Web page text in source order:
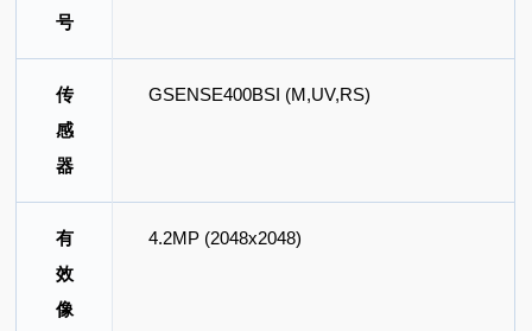
号
传
感
器
GSENSE400BSI (M,UV,RS)
有
效
像
4.2MP (2048x2048)